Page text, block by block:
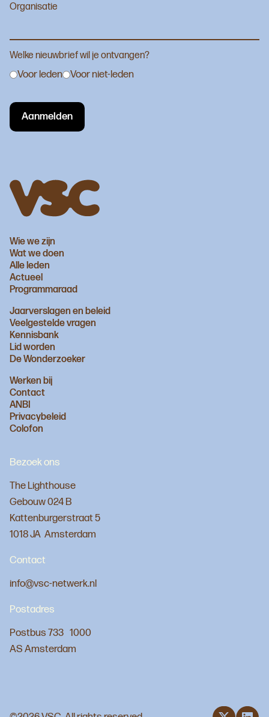
Organisatie
Welke nieuwbrief wil je ontvangen?
Voor leden Voor niet-leden
Wie we zijn
Wat we doen
Alle leden
Actueel
Programmaraad
Jaarverslagen en beleid
Veelgestelde vragen
Kennisbank
Lid worden
De Wonderzoeker
Werken bij
Contact
ANBI
Privacybeleid
Colofon
Bezoek ons
The Lighthouse
Gebouw 024 B
Kattenburgerstraat 5
1018 JA Amsterdam
Contact
info@vsc-netwerk.nl
Postadres
Postbus 733 1000
AS Amsterdam